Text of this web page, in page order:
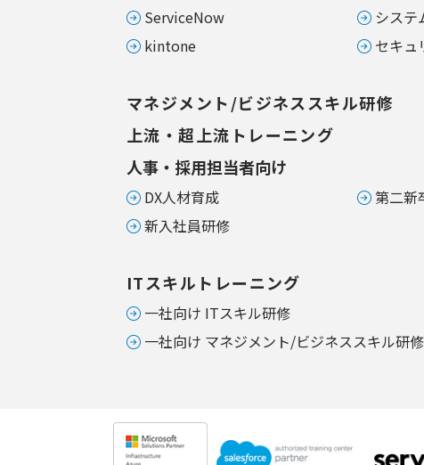
ServiceNow
kintone
システ
セキュ
マネジメント/ビジネススキル研修
上流・超上流トレーニング
人事・採用担当者向け
DX人材育成
新入社員研修
第二新
ITスキルトレーニング
一社向け ITスキル研修
一社向け マネジメント/ビジネススキル研修